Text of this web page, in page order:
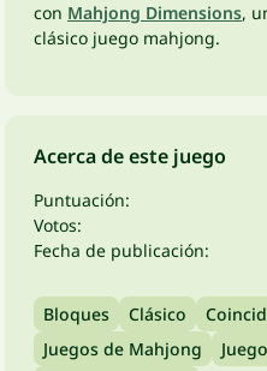
con Mahjong Dimensions,
clásico juego mahjong.
Acerca de este juego
Puntuación:
Votos:
Fecha de publicación:
Bloques Clásico
Juegos de Mahjong